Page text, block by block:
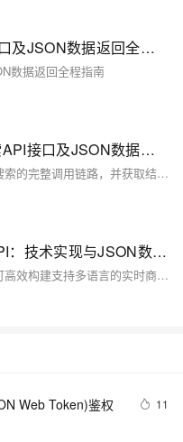
Python采集淘宝商品评论API接口及JSON数据返回全程指南
数据返回全程指南
Python采集淘宝拍立淘按图搜索API接口及JSON数据返回全流程指南
通过以上流程，可实现淘宝拍立淘按图搜索的完整调用链路，并获取结构化的JSON商品数据，支撑电商比价、智能推荐等业务场景。
多语言实时数据微店商品详情API：技术实现与JSON数据解析指南
通过以上技术实现与解析指南，开发者可高效构建支持多语言的实时商品详情系统，满足全球化电商场景需求。
Web Token)鉴权 11